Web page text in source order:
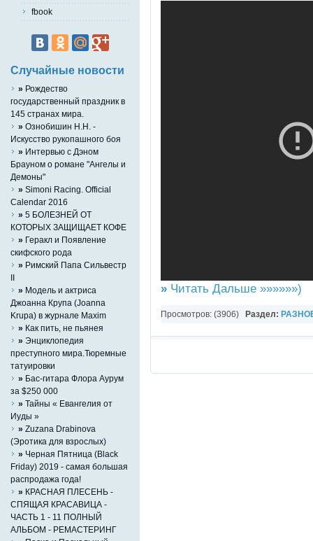
» Читать Дальше »»»»»»)
Просмотров: (3906) Раздел:
fbook
Случайные новости
» Рождество
государственный праздник в
145 странах мира.
» Ознобишин Н.Н. -
Искусство рукопашного боя
» Интервью с Дэном
Брауном о романе "Ангелы и
Демоны"
» Simoni Racing. Official
Calendar 2016
» 5 БОЛЕЗНЕЙ ОТ
КОТОРЫХ ЗАЩИЩАЕТ КОФЕ
» Геракл и Появление
скифского рода
» Римский Папа Сильвестр
II
» Mодель и актриса
Джоанна Крупа (Joanna
Krupa) в журнале Maxim
» Как пить, не пьянея
» Энциклопедия
преступного мира.Тюремные
татуировки
» Бас-гитара Флора Аурум
за $250 000
» Тайны « Евангелия от
Иуды »
» Zuzana Drabinova
(Эротика для взрослых)
» Черная Пятница (Black
Friday) 2019 - самая большая
распродажа года!
» КРАСНАЯ ПЛЕСЕНЬ -
СПЯЩАЯ КРАСАВИЦА -
ЧАСТЬ 1 - 11 ПОЛНЫЙ
АЛЬБОМ - РЕМАСТЕРИНГ